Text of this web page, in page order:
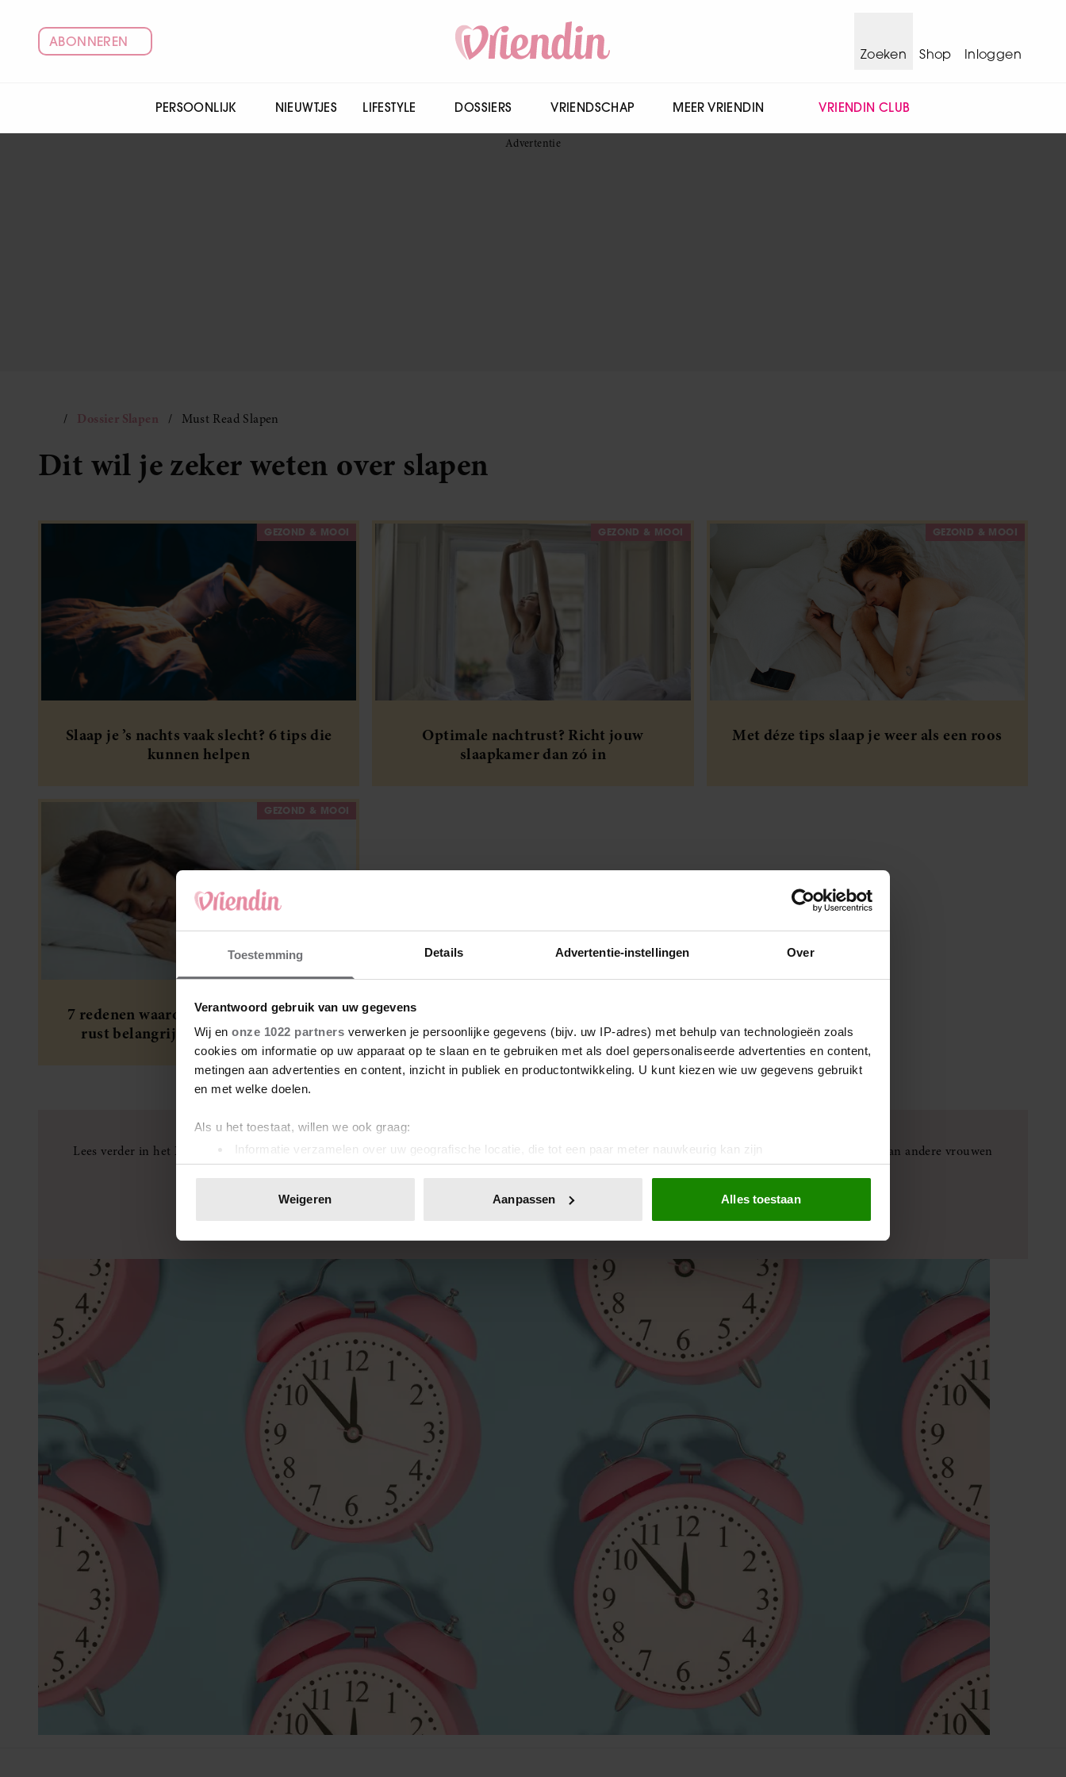
Toestemming Details Advertentie-instellingen Over
Verantwoord gebruik van uw gegevens
Wij en onze 1022 partners verwerken je persoonlijke gegevens (bijv. uw IP-adres) met behulp van technologieën zoals
cookies om informatie op uw apparaat op te slaan en te gebruiken met als doel gepersonaliseerde advertenties en content,
metingen aan advertenties en content, inzicht in publiek en productontwikkeling. U kunt kiezen wie uw gegevens gebruikt
en met welke doelen.
Als u het toestaat, willen we ook graag:
Informatie verzamelen over uw geografische locatie, die tot een paar meter nauwkeurig kan zijn
Uw apparaat identificeren door het actief te scannen op specifieke eigenschappen (fingerprinting)
toestemming op elk moment wijzigen of intrekken in de Cookieverklaring.
websiteverkeer te analyseren. Ook delen we informatie over uw gebruik van onze site met onze partners voor social
media, adverteren en analyse. Deze partners kunnen deze gegevens combineren met andere informatie die u aan ze heeft
verstrekt of die ze hebben verzameld op basis van uw gebruik van hun services. U gaat akkoord met onze cookies als u
onze website blijft gebruiken.
Weigeren Aanpassen Alles toestaan
ABONNEREN
Zoeken
Shop Inloggen
PERSOONLIJK NIEUWTJES LIFESTYLE DOSSIERS VRIENDSCHAP MEER VRIENDIN VRIENDIN CLUB
Dossier Slapen Must Read Slapen
Dit wil je zeker weten over slapen
GEZOND & MOOI
Slaap je ’s nachts vaak slecht? 6 tips die
kunnen helpen
GEZOND & MOOI
Optimale nachtrust? Richt jouw
slaapkamer dan zó in
GEZOND & MOOI
Met déze tips slaap je weer als een roos
GEZOND & MOOI
7 redenen waarom voldoende slaap en
rust belangrijk is voor een gezond
gewicht
Lees verder in het Dossier Slapen: alles wat je wilt weten over slaap, slapeloosheid en nachten die maar geen rust brengen, met herkenbare verhalen van andere vrouwen